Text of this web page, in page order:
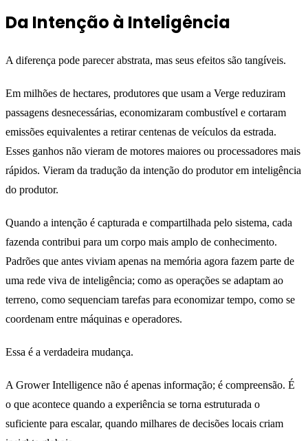
Da Intenção à Inteligência
A diferença pode parecer abstrata, mas seus efeitos são tangíveis.
Em milhões de hectares, produtores que usam a Verge reduziram
passagens desnecessárias, economizaram combustível e cortaram
emissões equivalentes a retirar centenas de veículos da estrada.
Esses ganhos não vieram de motores maiores ou processadores mais
rápidos. Vieram da tradução da intenção do produtor em inteligência
do produtor.
Quando a intenção é capturada e compartilhada pelo sistema, cada
fazenda contribui para um corpo mais amplo de conhecimento.
Padrões que antes viviam apenas na memória agora fazem parte de
uma rede viva de inteligência; como as operações se adaptam ao
terreno, como sequenciam tarefas para economizar tempo, como se
coordenam entre máquinas e operadores.
Essa é a verdadeira mudança.
A Grower Intelligence não é apenas informação; é compreensão. É
o que acontece quando a experiência se torna estruturada o
suficiente para escalar, quando milhares de decisões locais criam